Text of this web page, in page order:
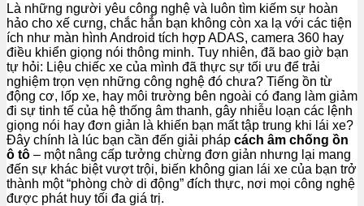
Là những người yêu công nghệ và luôn tìm kiếm sự hoàn
hảo cho xế cưng, chắc hẳn bạn không còn xa lạ với các tiện
ích như màn hình Android tích hợp ADAS, camera 360 hay
điều khiển giọng nói thông minh. Tuy nhiên, đã bao giờ bạn
tự hỏi: Liệu chiếc xe của mình đã thực sự tối ưu để trải
nghiệm trọn vẹn những công nghệ đó chưa? Tiếng ồn từ
động cơ, lốp xe, hay môi trường bên ngoài có đang làm giảm
đi sự tinh tế của hệ thống âm thanh, gây nhiễu loạn các lệnh
giọng nói hay đơn giản là khiến bạn mất tập trung khi lái xe?
Đây chính là lúc bạn cần đến giải pháp cách âm chống ồn
ô tô – một nâng cấp tưởng chừng đơn giản nhưng lại mang
đến sự khác biệt vượt trội, biến không gian lái xe của bạn trở
thành một “phòng chờ di động” đích thực, nơi mọi công nghệ
được phát huy tối đa giá trị.